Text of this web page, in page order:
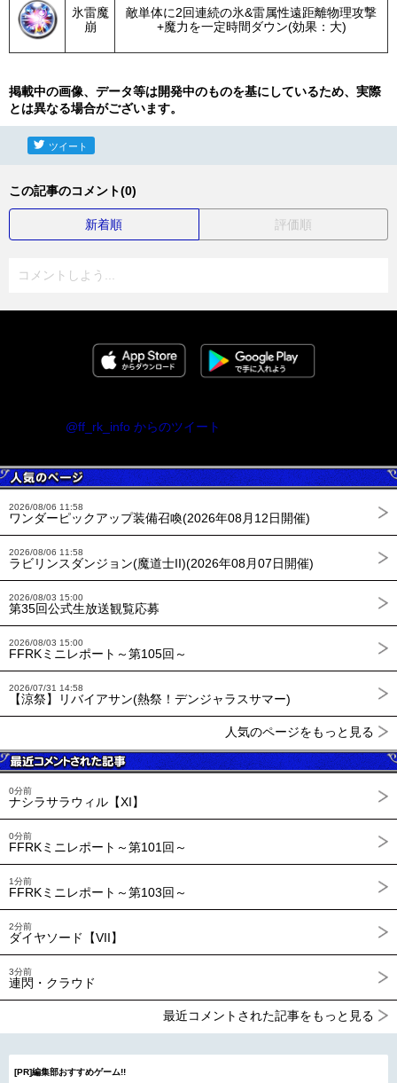
氷雷魔
崩
敵単体に2回連続の氷&雷属性遠距離物理攻撃
+魔力を一定時間ダウン(効果：大)
掲載中の画像、データ等は開発中のものを基にしているため、実際
とは異なる場合がございます。
ツイート
この記事のコメント(0)
新着順 評価順
コメントしよう...
@ff_rk_info からのツイート
2026/08/06 11:58
ワンダーピックアップ装備召喚(2026年08月12日開催)
2026/08/06 11:58
ラビリンスダンジョン(魔道士II)(2026年08月07日開催)
2026/08/03 15:00
第35回公式生放送観覧応募
2026/08/03 15:00
FFRKミニレポート～第105回～
2026/07/31 14:58
【涼祭】リバイアサン(熱祭！デンジャラスサマー)
人気のページをもっと見る
0分前
ナシラサラウィル【XI】
0分前
FFRKミニレポート～第101回～
1分前
FFRKミニレポート～第103回～
2分前
ダイヤソード【VII】
3分前
連閃・クラウド
最近コメントされた記事をもっと見る
[PR]編集部おすすめゲーム!!